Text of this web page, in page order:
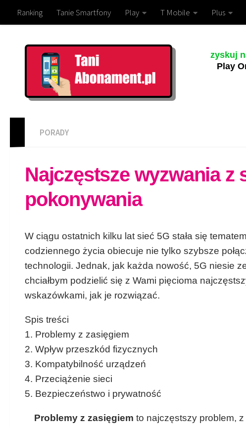
Ranking Tanie Smartfony Play T Mobile Plus
zyskuj
Play
PORADY
Najczęstsze wyzwania z
pokonywania
W ciągu ostatnich kilku lat sieć 5G stała się
codziennego życia obiecuje nie tylko szybsze
technologii. Jednak, jak każda nowość, 5G niesie
chciałbym podzielić się z Wami pięcioma
wskazówkami, jak je rozwiązać.
Spis treści
1. Problemy z zasięgiem
2. Wpływ przeszkód fizycznych
3. Kompatybilność urządzeń
4. Przeciążenie sieci
5. Bezpieczeństwo i prywatność
Problemy z zasięgiem to najczęstszy problem,